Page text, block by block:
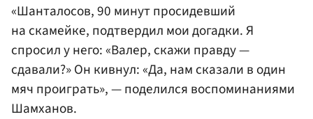
«Шанталосов, 90 минут просидевший
на скамейке, подтвердил мои догадки. Я
спросил у него: «Валер, скажи правду —
сдавали?» Он кивнул: «Да, нам сказали в один
мяч проиграть», — поделился воспоминаниями
Шамханов.